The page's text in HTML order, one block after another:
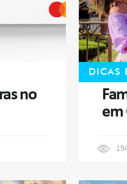
no
DICAS
em